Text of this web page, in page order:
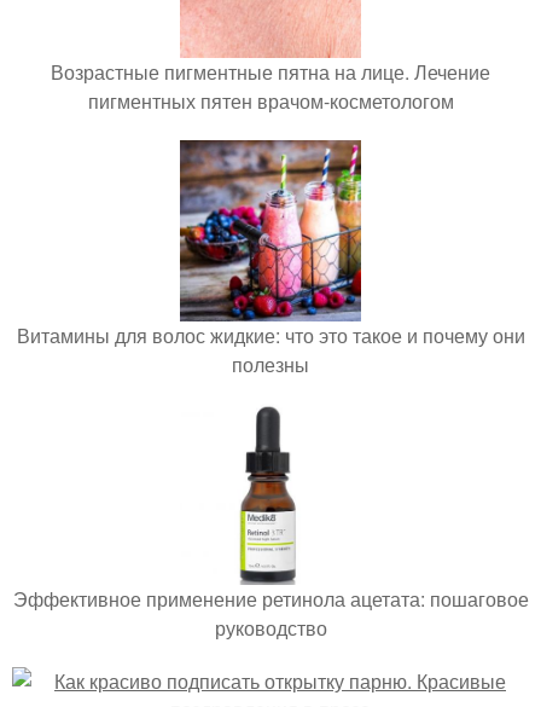
Возрастные пигментные пятна на лице. Лечение
пигментных пятен врачом-косметологом
Витамины для волос жидкие: что это такое и почему они
полезны
Эффективное применение ретинола ацетата: пошаговое
руководство